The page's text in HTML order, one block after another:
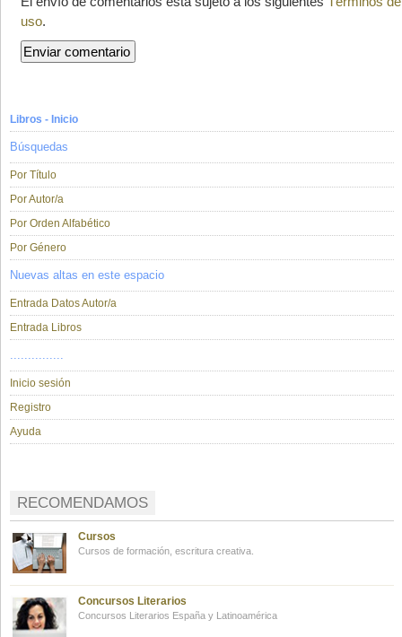
uso.
Libros - Inicio
Búsquedas
Por Título
Por Autor/a
Por Orden Alfabético
Por Género
Nuevas altas en este espacio
Entrada Datos Autor/a
Entrada Libros
...............
Inicio sesión
Registro
Ayuda
RECOMENDAMOS
Cursos
Cursos de formación, escritura creativa.
Concursos Literarios
Concursos Literarios España y Latinoamérica